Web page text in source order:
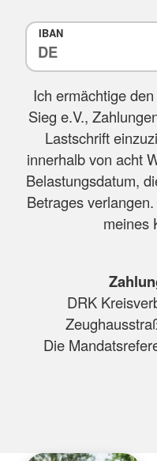
IBAN
Ich ermächtige
Sieg e.V.,
Lastschrift
innerhalb von acht
Belastungsdatum,
Betrages
meines
DRK
Die